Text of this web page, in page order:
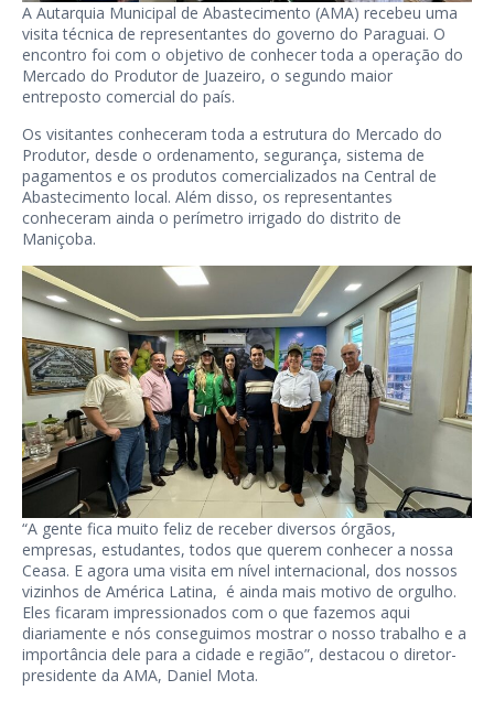
A Autarquia Municipal de Abastecimento (AMA) recebeu uma
visita técnica de representantes do governo do Paraguai. O
encontro foi com o objetivo de conhecer toda a operação do
Mercado do Produtor de Juazeiro, o segundo maior
entreposto comercial do país.
Os visitantes conheceram toda a estrutura do Mercado do
Produtor, desde o ordenamento, segurança, sistema de
pagamentos e os produtos comercializados na Central de
Abastecimento local. Além disso, os representantes
conheceram ainda o perímetro irrigado do distrito de
Maniçoba.
“A gente fica muito feliz de receber diversos órgãos,
empresas, estudantes, todos que querem conhecer a nossa
Ceasa. E agora uma visita em nível internacional, dos nossos
vizinhos de América Latina, é ainda mais motivo de orgulho.
Eles ficaram impressionados com o que fazemos aqui
diariamente e nós conseguimos mostrar o nosso trabalho e a
importância dele para a cidade e região”, destacou o diretor-
presidente da AMA, Daniel Mota.